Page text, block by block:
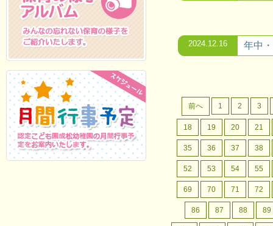
2024.12.16 年中
前へ 1 2 3
18 19 20 21
35 36 37 38
52 53 54 55
69 70 71 72
86 87 88 89
育の様子をご紹介いたします。